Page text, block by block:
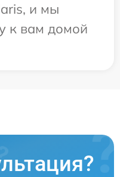
и мы
к вам домой